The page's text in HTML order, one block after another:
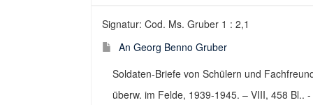
Signatur: Cod. Ms. Gruber 1 : 2,1
An Georg Benno Gruber
Soldaten-Briefe von Schülern und
überw. im Felde, 1939-1945. – VIII, 458 Bl..